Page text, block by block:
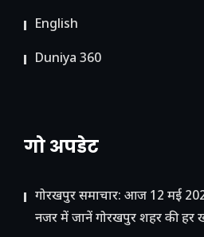
English
Duniya 360
गो अपडेट
गोरखपुर समाचार: आज 12 मई
नजर में जानें गोरखपुर शहर की हर